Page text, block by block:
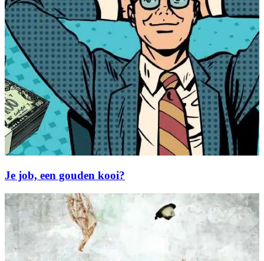
Je job, een gouden kooi?